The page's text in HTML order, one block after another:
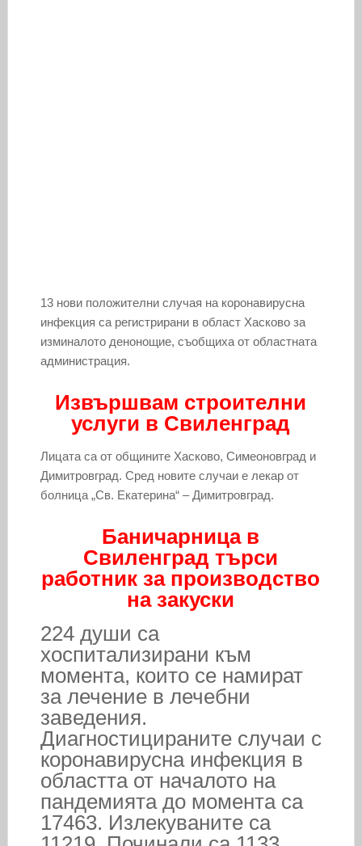
13 нови положителни случая на коронавирусна
инфекция са регистрирани в област Хасково за
изминалото денонощие, съобщиха от областната
администрация.
Извършвам строителни
услуги в Свиленград
Лицата са от общините Хасково, Симеоновград и
Димитровград. Сред новите случаи е лекар от
болница „Св. Екатерина“ – Димитровград.
Баничарница в
Свиленград търси
работник за производство
на закуски
224 души са
хоспитализирани към
момента, които се намират
за лечение в лечебни
заведения.
Диагностицираните случаи с
коронавирусна инфекция в
областта от началото на
пандемията до момента са
17463. Излекуваните са